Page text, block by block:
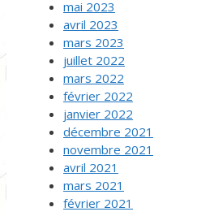
mai 2023
avril 2023
mars 2023
juillet 2022
mars 2022
février 2022
janvier 2022
décembre 2021
novembre 2021
avril 2021
mars 2021
février 2021